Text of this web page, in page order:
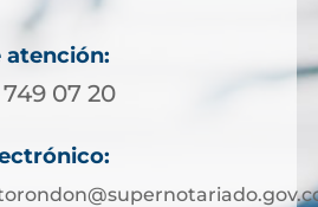
atención:
749 07 20